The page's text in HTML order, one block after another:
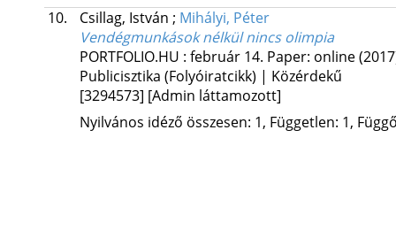
10.
Csillag, István ; Mihályi, Péter
Vendégmunkások nélkül nincs olimpia
PORTFOLIO.HU : február 14. Paper: online
Publicisztika (Folyóiratcikk) | Közérdekű
[3294573] [Admin láttamozott]
Nyilvános idéző összesen: 1, Független: 1,